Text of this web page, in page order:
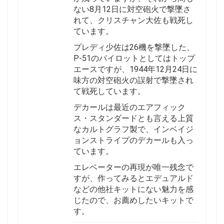
ない8月12日に対空砲火で撃墜さ
れて、クリスチャン大佐も戦死し
ています。
プレディ少佐は26機を撃墜した、
P-51のパイロットとしてはトップ
エースですが、1944年12月24日に
味方の対空砲火の誤射で撃墜され
て戦死しています。
デカールは最近のエアフィック
ス・スタンダードとも言える上質
なカルトグラフ製で、インベイジ
ョンストライプのデカールも入っ
ています。
エレベーターの再現が唯一残念で
すが、作ってみるとエデュアルド
などの他社キットにない魅力を感
じたので、お薦めしたいキットで
す。